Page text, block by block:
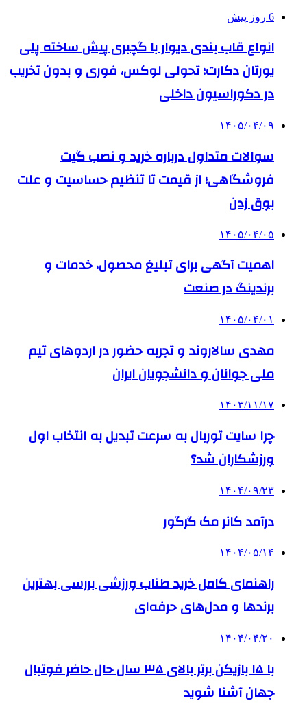
6 روز پیش
انواع قاب بندی دیوار با گچبری پیش ساخته پلی
یورتان دکارت؛ تحولی لوکس، فوری و بدون تخریب
در دکوراسیون داخلی
۱۴۰۵/۰۴/۰۹
سوالات متداول درباره خرید و نصب گیت
فروشگاهی؛ از قیمت تا تنظیم حساسیت و علت
بوق زدن
۱۴۰۵/۰۴/۰۵
اهمیت آگهی برای تبلیغ محصول، خدمات و
برندینگ در صنعت
۱۴۰۵/۰۴/۰۱
مهدی سالاروند و تجربه حضور در اردوهای تیم
ملی جوانان و دانشجویان ایران
۱۴۰۳/۱۱/۱۷
چرا سایت توربال به ‌سرعت تبدیل به انتخاب اول
ورزشکاران شد؟
۱۴۰۴/۰۹/۲۳
درآمد کانر مک گرگور
۱۴۰۴/۰۵/۱۴
راهنمای کامل خرید طناب ورزشی بررسی بهترین
برندها و مدل‌های حرفه‌ای
۱۴۰۴/۰۴/۲۰
با ۱۵ بازیکن برتر بالای ۳۵ سال حال حاضر فوتبال
جهان آشنا شوید